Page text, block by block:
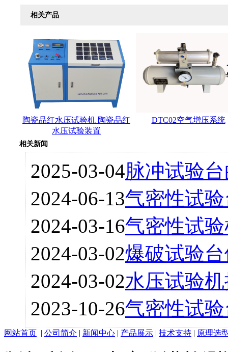
相关产品
陶瓷品红水压试验机 陶瓷品红
水压试验装置
DTC02空气增压系统
相关新闻
2025-03-04脉冲试验
2024-06-13气密性试
2024-03-16气密性试
2024-03-02爆破试验
2024-03-02水压试验
2023-10-26气密性试
网站首页 | 公司简介 | 新闻中心 | 产品展示 | 技术支持 | 原理选